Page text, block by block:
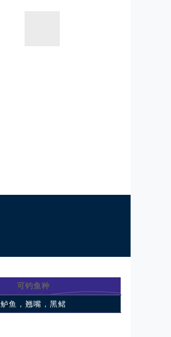
可钓鱼种
鲈鱼，翘嘴，黑鲪